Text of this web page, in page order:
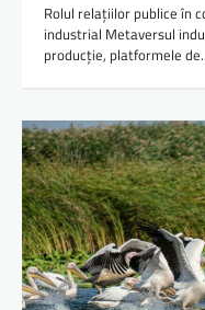
Rolul relațiilor publice în
industrial Metaversul
producție, platformele